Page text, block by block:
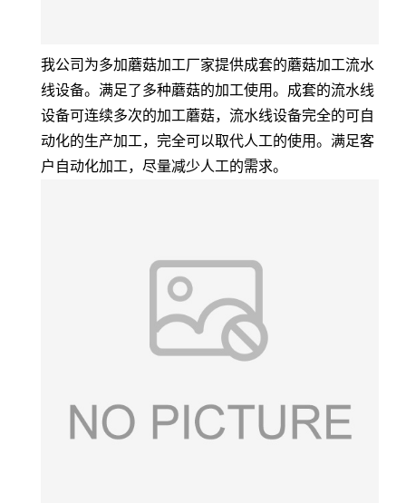
我公司为多加蘑菇加工厂家提供成套的蘑菇加工流水
线设备。满足了多种蘑菇的加工使用。成套的流水线
设备可连续多次的加工蘑菇，流水线设备完全的可自
动化的生产加工，完全可以取代人工的使用。满足客
户自动化加工，尽量减少人工的需求。